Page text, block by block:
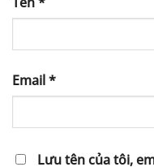
Email*
Lưu tên của tôi,